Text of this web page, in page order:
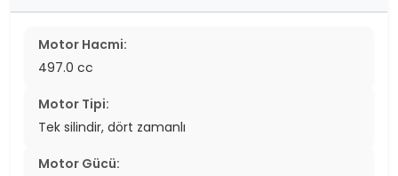
Motor Hacmi:
497.0 cc
Motor Tipi:
Tek silindir, dört zamanlı
Motor Gücü: